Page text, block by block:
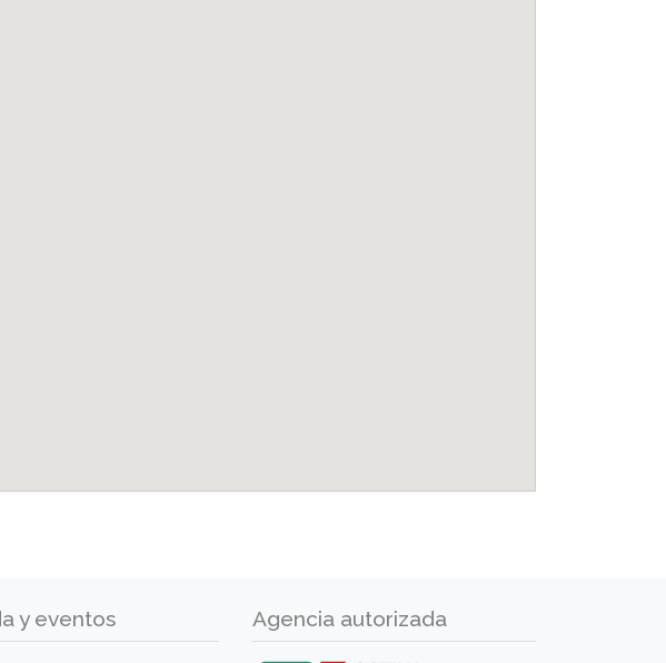
y eventos Agencia autorizada